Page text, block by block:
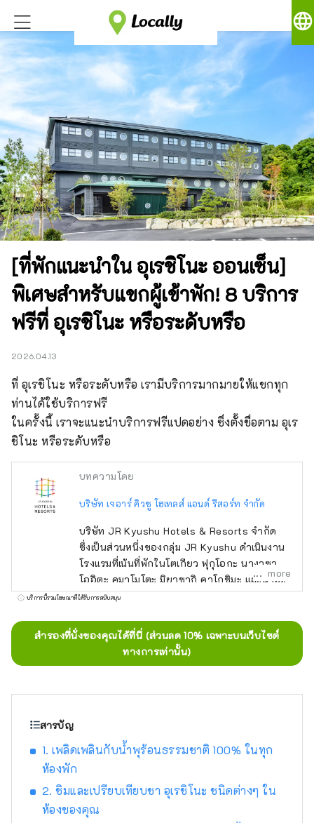
language
[ที่พักแนะนำใน อุเรชิโนะ ออนเซ็น]
พิเศษสำหรับแขกผู้เข้าพัก! 8 บริการ
ฟรีที่ อุเรชิโนะ หรือระดับหรือ
2026.04.13
ที่ อุเรชิโนะ หรือระดับหรือ เรามีบริการมากมายให้แขกทุก
ท่านได้ใช้บริการฟรี
ในครั้งนี้ เราจะแนะนำบริการฟรีแปดอย่าง ซึ่งตั้งชื่อตาม อุเร
ชิโนะ หรือระดับหรือ
บทความโดย
บริษัท เจอาร์ คิวชู โฮเทลส์ แอนด์ รีสอร์ท จำกัด
บริษัท JR Kyushu Hotels & Resorts จำกัด
ซึ่งเป็นส่วนหนึ่งของกลุ่ม JR Kyushu ดำเนินงาน
โรงแรมที่เน้นที่พักในโตเกียว ฟุกุโอกะ นางาซากิ
โออิตะ คุมาโมโตะ มิยาซากิ คาโกชิมะ และนาฮะ
เรายังดำเนินกิจการโรงแรมน้ำพุร้อนในเมืองเบปปุ
ของญี่ปุ่น
more
บริการนี้รวมโฆษณาที่ได้รับการสนับสนุน
สำรองที่นั่งของคุณได้ที่นี่ (ส่วนลด 10% เฉพาะบนเว็บไซต์
ทางการเท่านั้น)
สารบัญ
1. เพลิดเพลินกับน้ำพุร้อนธรรมชาติ 100% ในทุก
ห้องพัก
2. ชิมและเปรียบเทียบชา อุเรชิโนะ ชนิดต่างๆ ใน
ห้องของคุณ